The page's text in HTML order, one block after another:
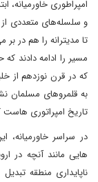
امپراطوری خاورمیانه،
و سلسله‌های متعددی
تا مدیترانه را هم در
مسیر را ادامه دادند
که در قرن نوزدهم از
به قلمروهای مسلمان
تاریخ امپراتوری
در سراسر خاورمیانه،
هایی مانند آنچه در
ناپایداری منطقه